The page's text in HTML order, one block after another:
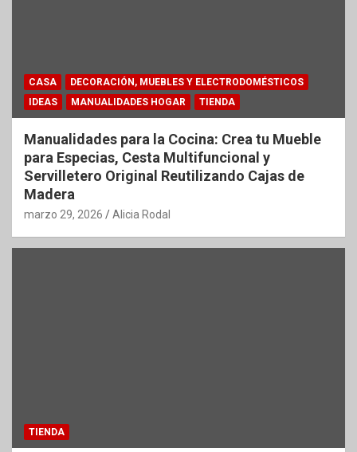
CASA
DECORACIÓN, MUEBLES Y ELECTRODOMÉSTICOS
IDEAS
MANUALIDADES HOGAR TIENDA
Manualidades para la Cocina: Crea tu Mueble
para Especias, Cesta Multifuncional y
Servilletero Original Reutilizando Cajas de
Madera
marzo 29, 2026 Alicia Rodal
TIENDA